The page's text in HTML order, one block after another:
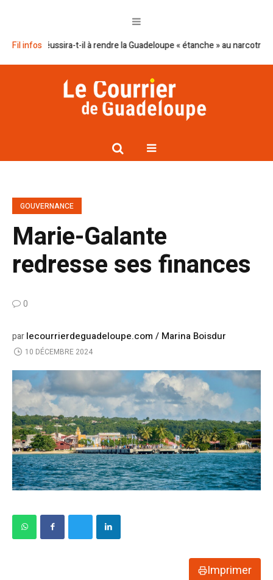
Fil infos
réussira-t-il à rendre la Guadeloupe « étanche » au narcotrafic ?
GOUVERNANCE
Marie-Galante
redresse ses finances
0
parlecourrierdeguadeloupe.com / Marina Boisdur
10 DÉCEMBRE 2024
Imprimer